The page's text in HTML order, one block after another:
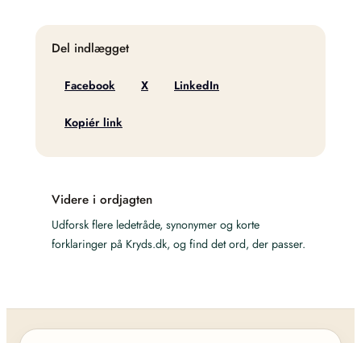
Del indlægget
Facebook X LinkedIn
Kopiér link
Videre i ordjagten
Udforsk flere ledetråde, synonymer og korte
forklaringer på Kryds.dk, og find det ord, der passer.